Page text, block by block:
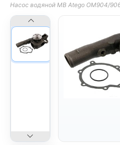
Насос водяной MB Atego OM904/